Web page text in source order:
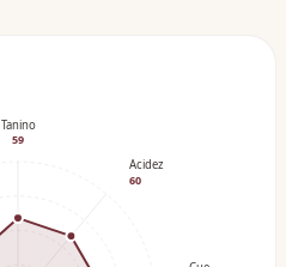
Tanino
59
Acidez
60